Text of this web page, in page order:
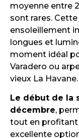
moyenne entre
sont rares.
ensoleillement
longues et
moment idéal
Varadero ou
vieux La Havane.
Le début de la
décembre,
tout en profitant
excellente